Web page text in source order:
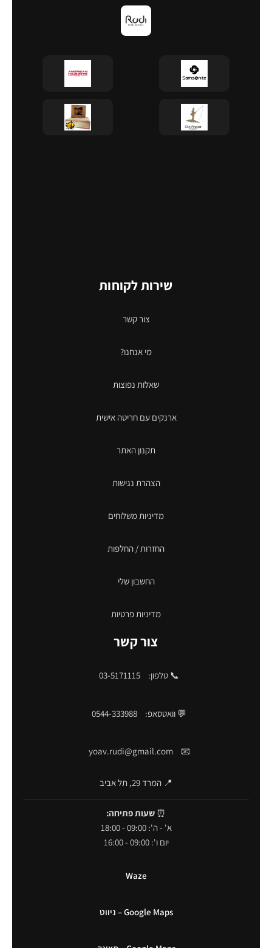
שירות לקוחות
צור קשר
מי אנחנו?
שאלות נפוצות
ארנקים עם חריטה אישית
תקנון האתר
הצהרת נגישות
מדיניות משלוחים
החזרות / החלפות
החשבון שלי
מדיניות פרטיות
צור קשר
📞 טלפון: 03-5171115
💬 וואטסאפ: 0544-333988
📧
yoav.rudi@gmail.com
📍 המרד 29, תל אביב
⏰ שעות פתיחה:
א' - ה': 09:00 - 18:00
יום ו': 09:00 - 16:00
Waze
Google Maps – ניווט